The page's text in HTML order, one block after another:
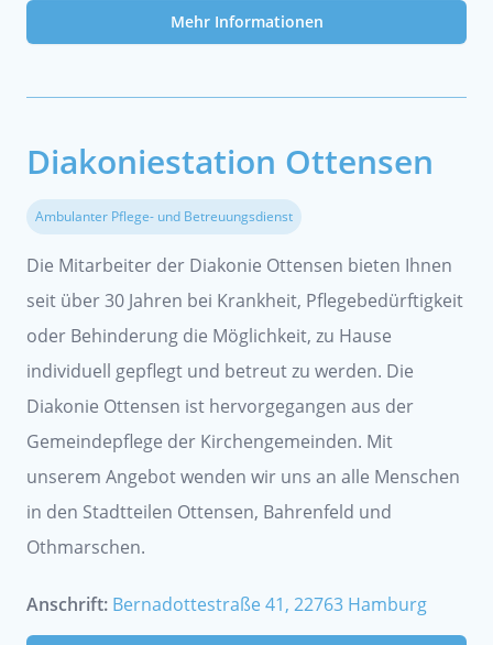
Mehr Informationen
Diakoniestation Ottensen
Ambulanter Pflege- und Betreuungsdienst
Die Mitarbeiter der Diakonie Ottensen bieten Ihnen
seit über 30 Jahren bei Krankheit, Pflegebedürftigkeit
oder Behinderung die Möglichkeit, zu Hause
individuell gepflegt und betreut zu werden. Die
Diakonie Ottensen ist hervorgegangen aus der
Gemeindepflege der Kirchengemeinden. Mit
unserem Angebot wenden wir uns an alle Menschen
in den Stadtteilen Ottensen, Bahrenfeld und
Othmarschen.
Anschrift: Bernadottestraße 41, 22763 Hamburg